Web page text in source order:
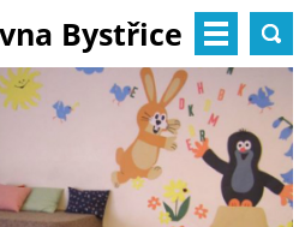
Bystřice